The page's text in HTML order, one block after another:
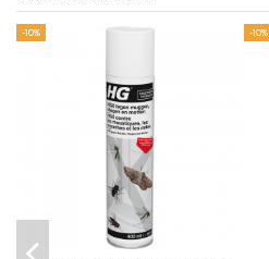
-10% -10%